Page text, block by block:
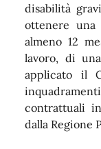
disabilità
ottenere una
almeno 12
lavoro, di
applicato il
contrattuali
dalla Regione